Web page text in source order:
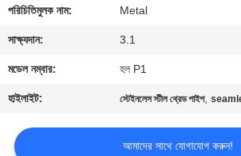
যোগাযোগ
করুন
খবর
মামলা
পরিচিতিমুলক নাম: Metal
সাক্ষ্যদান: 3.1
মডেল নম্বার: হল P1
হাইলাইট: স্টেইনলেস স্টীল থ্রেড পাইপ,
আমাদের সাথে যোগাযোগ করুন!